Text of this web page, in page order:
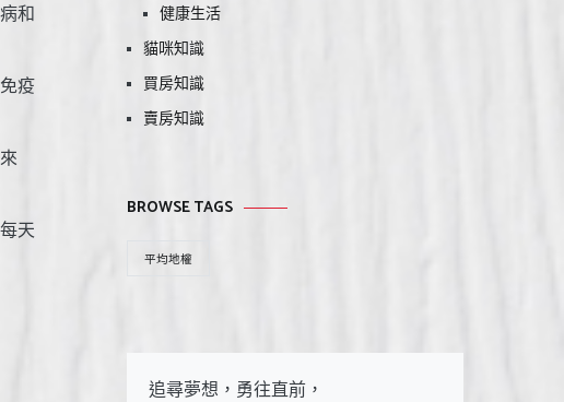
和
疫
天
健康生活
貓咪知識
買房知識
賣房知識
BROWSE TAGS
平均地權
追尋夢想，勇往直前，